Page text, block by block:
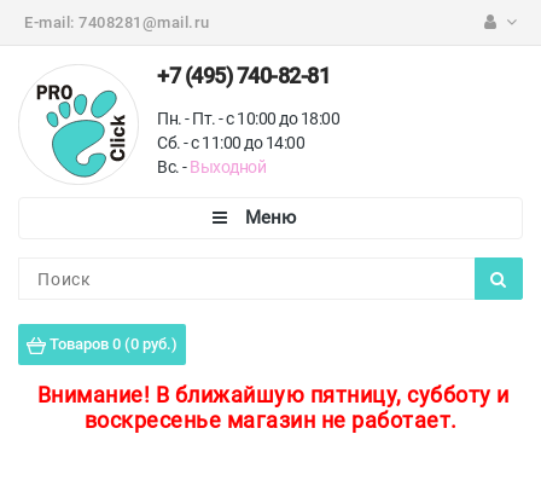
E-mail: 7408281@mail.ru
+7 (495) 740-82-81
Пн. - Пт. - с 10:00 до 18:00
Сб. - с 11:00 до 14:00
Вс. -Выходной
Товаров 0 (0 руб.)
Внимание! В ближайшую пятницу, субботу и
воскресенье магазин не работает.
Пороги для пола
Защитные уголки